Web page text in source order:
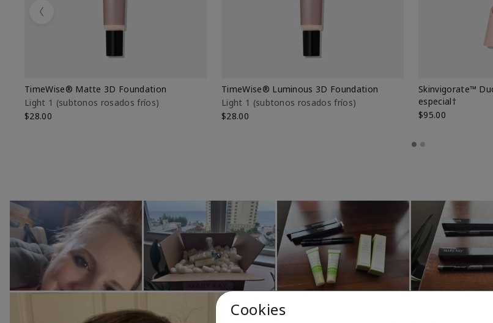
TimeWise® Matte 3D Foundation
Light 1​ (subtonos rosados fríos)
$28.00
TimeWise® Luminous 3D Foundation
Light 1​ (subtonos rosados fríos)
$28.00
Skinvigorate™
especial†
$95.00
Previous
Cookies